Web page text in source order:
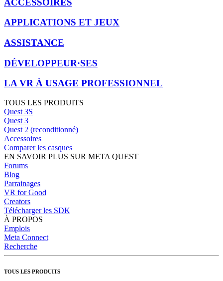
APPLICATIONS ET JEUX
ASSISTANCE
DÉVELOPPEUR·SES
LA VR À USAGE PROFESSIONNEL
TOUS LES PRODUITS
Quest 3S
Quest 3
Quest 2 (reconditionné)
Accessoires
Comparer les casques
EN SAVOIR PLUS SUR META QUEST
Forums
Blog
Parrainages
VR for Good
Creators
Télécharger les SDK
À PROPOS
Emplois
Meta Connect
Recherche
TOUS LES PRODUITS